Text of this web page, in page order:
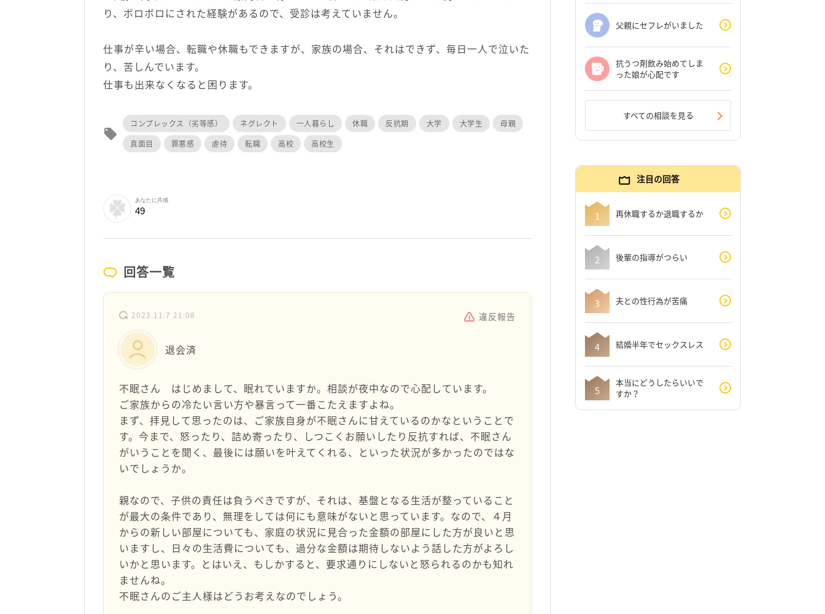
り、ボロボロにされた経験があるので、受診は考えていません。
仕事が辛い場合、転職や休職もできますが、家族の場合、それはできず、毎日一人で泣いた
り、苦しんでいます。
仕事も出来なくなると困ります。
local_offer
コンプレックス（劣等感） ネグレクト 一人暮らし 休職 反抗期 大学 大学生
母親
真面目
罪悪感 虐待 転職 高校 高校生
あなたに共感
49
回答一覧
2023.11.7 21:08 違反報告
退会済
不眠さん はじめまして、眠れていますか。相談が夜中なので心配しています。
ご家族からの冷たい言い方や暴言って一番こたえますよね。
まず、拝見して思ったのは、ご家族自身が不眠さんに甘えているのかなということで
す。今まで、怒ったり、詰め寄ったり、しつこくお願いしたり反抗すれば、不眠さん
がいうことを聞く、最後には願いを叶えてくれる、といった状況が多かったのではな
いでしょうか。
親なので、子供の責任は負うべきですが、それは、基盤となる生活が整っていること
が最大の条件であり、無理をしては何にも意味がないと思っています。なので、４月
からの新しい部屋についても、家庭の状況に見合った金額の部屋にした方が良いと思
いますし、日々の生活費についても、過分な金額は期待しないよう話した方がよろし
いかと思います。とはいえ、もしかすると、要求通りにしないと怒られるのかも知れ
ませんね。
不眠さんのご主人様はどうお考えなのでしょう。
父親にセフレがいました
抗うつ剤飲み始めてしま
った娘が心配です
すべての相談を見る
注目の回答
再休職するか退職するか
後輩の指導がつらい
夫との性行為が苦痛
結婚半年でセックスレス
本当にどうしたらいいで
すか？